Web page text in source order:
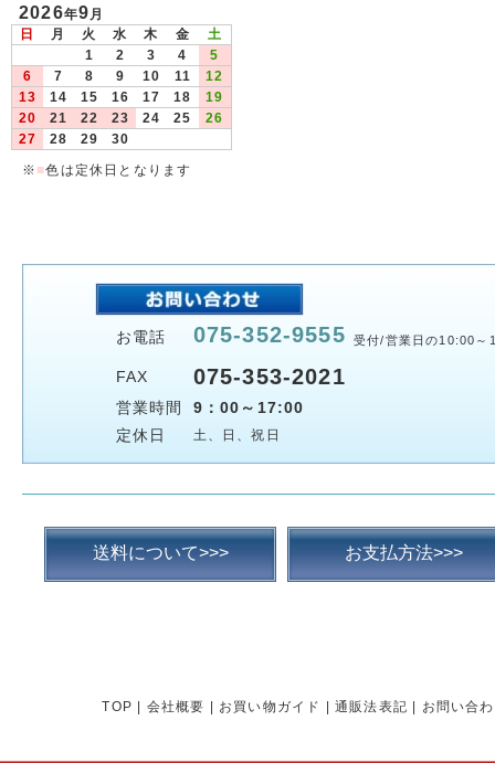
2026年9月
日
月 火 水 木 金
土
1
2 3 4
5
6
7 8 9 10 11
12
13
14 15 16 17 18
19
20
21 22 23 24 25
26
27
28 29
30
※ ■色は定休日となります
お電話 075-352-9555 受付/営業日の10:00～
FAX 075-353-2021
営業時間
9：00～17:00
定休日
土、日、祝日
送料について>>> お支払方法>>>
TOP 会社概要 お買い物ガイド 通販法表記 お問い合